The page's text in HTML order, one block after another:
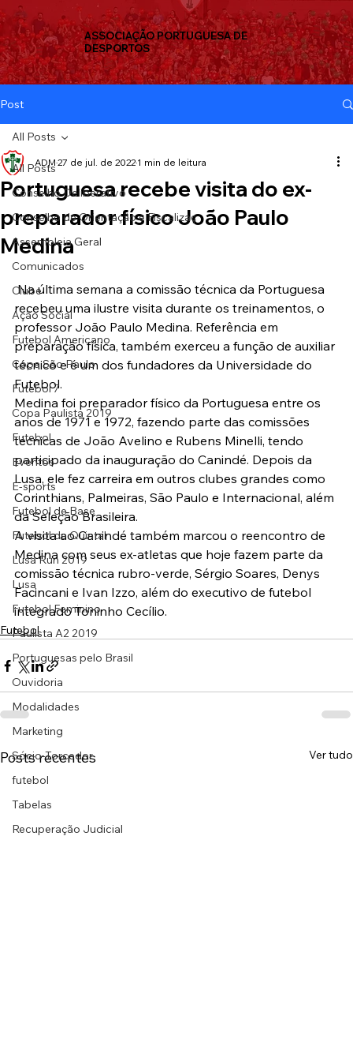
ASSOCIAÇÃO PORTUGUESA DE
DESPORTOS
Post
All Posts
Conselho Deliberativo
Conselho de Orientação e Fiscalizaç
Assembleia Geral
Comunicados
Clube
Ação Social
Futebol Americano
Copa São Paulo
Futebol 7
Copa Paulista 2019
Futebol
Eventos
E-sports
Futebol de Base
Futebol de Quintal
Lusa Run 2019
Lusa
Futebol Feminino
Paulista A2 2019
Portuguesas pelo Brasil
Ouvidoria
Modalidades
Marketing
Sócio-Torcedor
futebol
Tabelas
Recuperação Judicial
All Posts
Portuguesa recebe visita do ex-
preparador físico João Paulo
Medina
ADM 27 de jul. de 2022 1 min de leitura
Na última semana a comissão técnica da Portuguesa
recebeu uma ilustre visita durante os treinamentos, o
professor João Paulo Medina. Referência em
preparação física, também exerceu a função de auxiliar
técnico e é um dos fundadores da Universidade do
Futebol.
Medina foi preparador físico da Portuguesa entre os
anos de 1971 e 1972, fazendo parte das comissões
técnicas de João Avelino e Rubens Minelli, tendo
participado da inauguração do Canindé. Depois da
Lusa, ele fez carreira em outros clubes grandes como
Corinthians, Palmeiras, São Paulo e Internacional, além
da Seleção Brasileira.
A visita ao Canindé também marcou o reencontro de
Medina com seus ex-atletas que hoje fazem parte da
comissão técnica rubro-verde, Sérgio Soares, Denys
Facincani e Ivan Izzo, além do executivo de futebol
integrado Toninho Cecílio.
Futebol
Posts recentes Ver tudo